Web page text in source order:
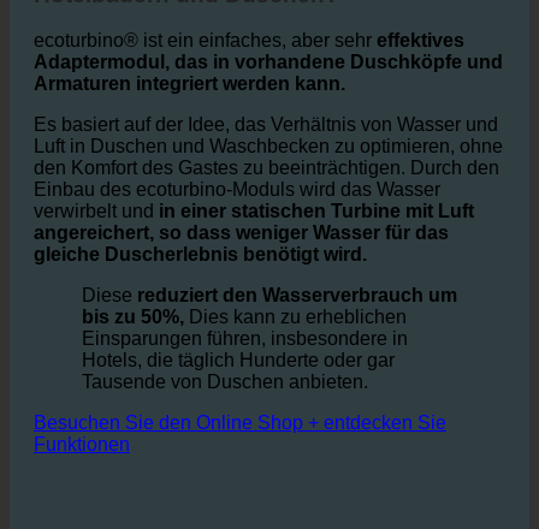
Hotelbädern und Duschen?
ecoturbino® ist ein einfaches, aber sehr
Adaptermodul, das in vorhandene Duschköpfe und
Armaturen integriert werden kann.
Es basiert auf der Idee, das Verhältnis von Wasser und
Luft in Duschen und Waschbecken zu optimieren, ohne
den Komfort des Gastes zu beeinträchtigen. Durch den
Einbau des ecoturbino-Moduls wird das Wasser
verwirbelt undin einer statischen Turbine mit Luft
angereichert, so dass weniger Wasser für das
gleiche Duscherlebnis benötigt wird.
Diesereduziert den Wasserverbrauch um
bis zu 50%,Dies kann zu erheblichen
Einsparungen führen, insbesondere in
Hotels, die täglich Hunderte oder gar
Tausende von Duschen anbieten.